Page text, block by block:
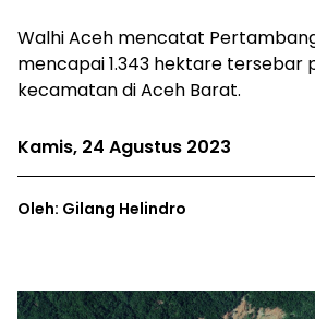
Walhi Aceh mencatat
mencapai 1.343 hektare tersebar
kecamatan di Aceh Barat.
Kamis, 24 Agustus 2023
Oleh: Gilang Helindro